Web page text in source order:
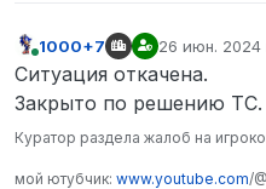
1000+7 26 июн. 2024
Ситуация откачена.
Закрыто по решению ТС.
Куратор раздела жалоб на
мой ютубчик: www.youtube.com/